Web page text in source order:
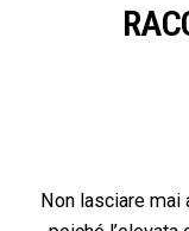
Non lasciare mai